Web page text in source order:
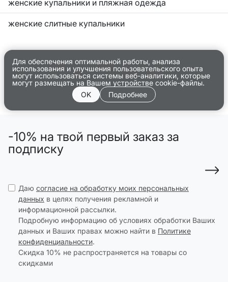
женские купальники и пляжная одежда
женские слитные купальники
Для обеспечения оптимальной работы, анализа
использования и улучшения пользовательского опыта
могут использоваться системы веб-аналитики, которые
могут размещать на Вашем устройстве cookie-файлы.
OK
Подробнее
-10% на твой первый заказ за
подписку
Даю согласие на обработку моих персональных
данных в целях получения рекламной и
информационной рассылки.
Подробную информацию об условиях обработки Ваших
данных и Ваших правах можно найти в Политике
конфиденциальности.
Скидка 10% не распространяется на товары со
скидками